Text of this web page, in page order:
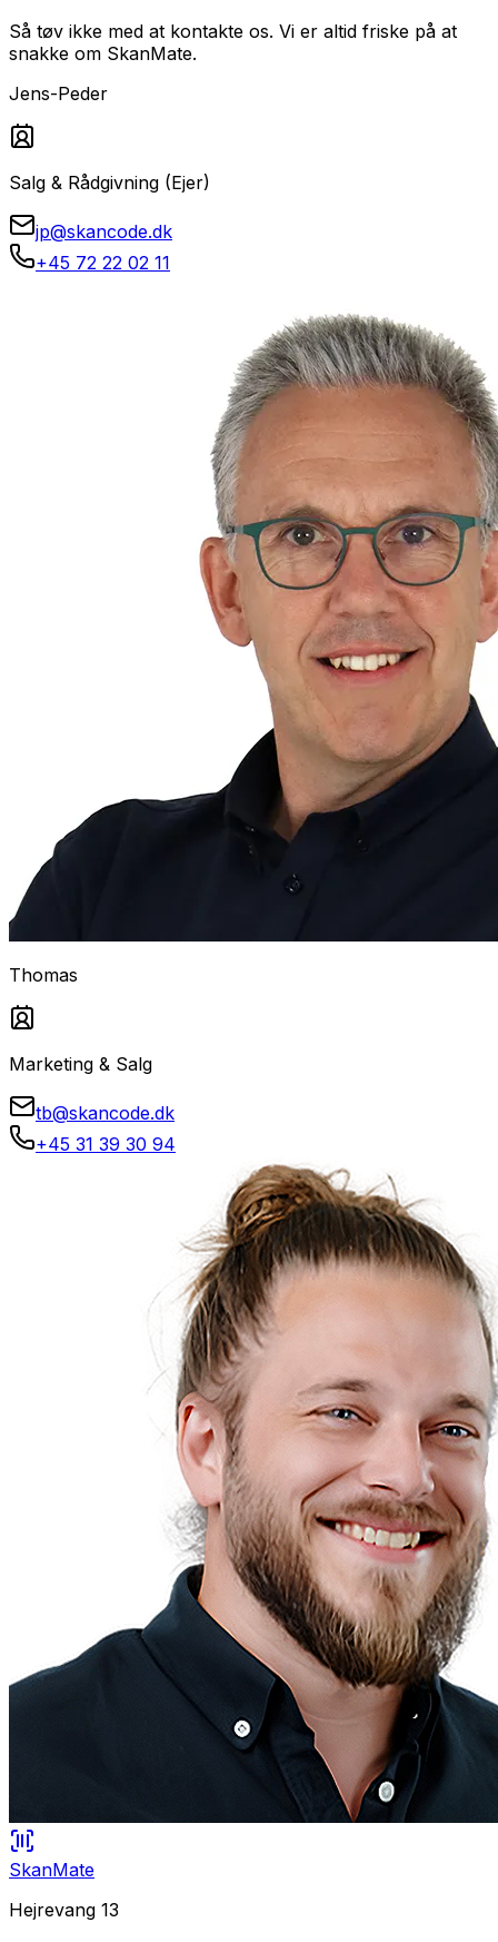
Så tøv ikke med at kontakte os. Vi er altid friske på at
snakke om SkanMate.
Jens-Peder
Salg & Rådgivning (Ejer)
jp@skancode.dk
+45 72 22 02 11
Thomas
Marketing & Salg
tb@skancode.dk
+45 31 39 30 94
SkanMate
Hejrevang 13